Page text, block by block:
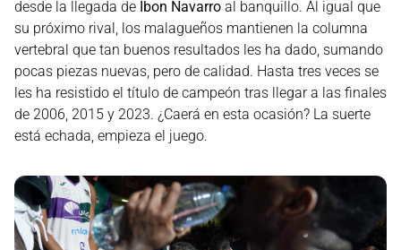
desde la llegada de Ibon Navarro al banquillo. Al igual que
su próximo rival, los malagueños mantienen la columna
vertebral que tan buenos resultados les ha dado, sumando
pocas piezas nuevas, pero de calidad. Hasta tres veces se
les ha resistido el título de campeón tras llegar a las finales
de 2006, 2015 y 2023. ¿Caerá en esta ocasión? La suerte
está echada, empieza el juego.